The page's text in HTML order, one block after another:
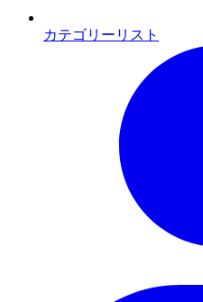
カテゴリーリスト